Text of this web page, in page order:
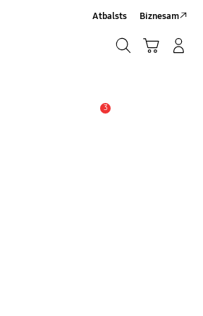
Atbalsts Biznesam
3